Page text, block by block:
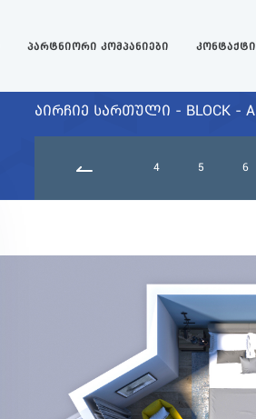
პარტნიორი კომპანიები კონტაქტი
ᲐᲘᲠᲩᲘᲔ ᲡᲐᲠᲗᲣᲚᲘ - BLOCK - A
4 5 6